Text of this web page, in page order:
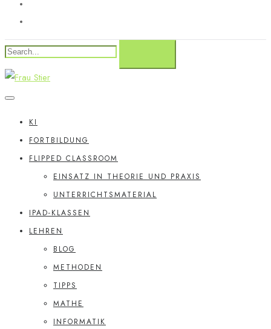
KI
FORTBILDUNG
FLIPPED CLASSROOM
EINSATZ IN THEORIE UND PRAXIS
UNTERRICHTSMATERIAL
IPAD-KLASSEN
LEHREN
BLOG
METHODEN
TIPPS
MATHE
INFORMATIK